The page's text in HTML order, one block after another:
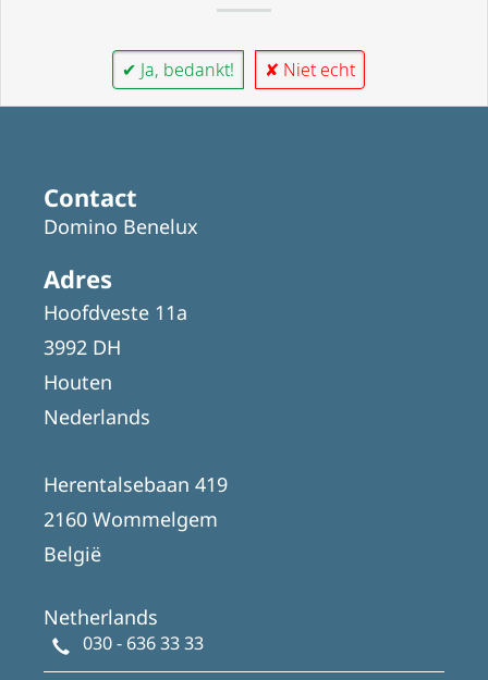
✔ Ja, bedankt! ✘ Niet echt
Contact
Domino Benelux
Adres
Hoofdveste 11a
3992 DH
Houten
Nederlands
Herentalsebaan 419
2160 Wommelgem
België
Netherlands
030 - 636 33 33